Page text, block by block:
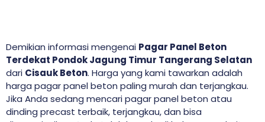
Demikian informasi mengenai Pagar Panel Beton
Terdekat Pondok Jagung Timur Tangerang Selatan
dari Cisauk Beton. Harga yang kami tawarkan adalah
harga pagar panel beton paling murah dan terjangkau.
Jika Anda sedang mencari pagar panel beton atau
dinding precast terbaik, terjangkau, dan bisa